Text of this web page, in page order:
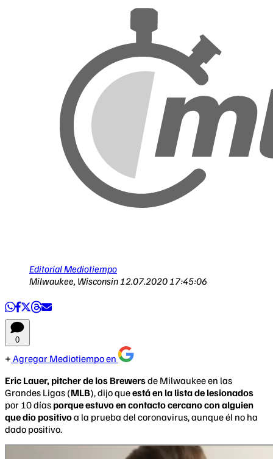
Editorial Mediotiempo
Milwaukee, Wisconsin 12.07.2020 17:45:06
0
Agregar Mediotiempo en
Eric Lauer, pitcher de los Brewersde Milwaukee en las
Grandes Ligas (MLB), dijo queestá en la lista de lesionados
por 10 días porque estuvo en contacto cercano con alguien
que dio positivoa la prueba del coronavirus, aunque él no ha
dado positivo.